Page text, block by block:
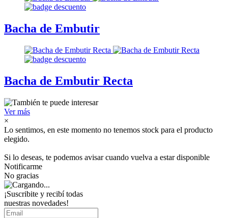
Bacha de Embutir
Bacha de Embutir Recta
Ver más
×
Lo sentimos, en este momento no tenemos stock para el producto
elegido.
Si lo deseas, te podemos avisar cuando vuelva a estar disponible
Notificarme
No gracias
¡Suscribite y recibí todas
nuestras novedades!